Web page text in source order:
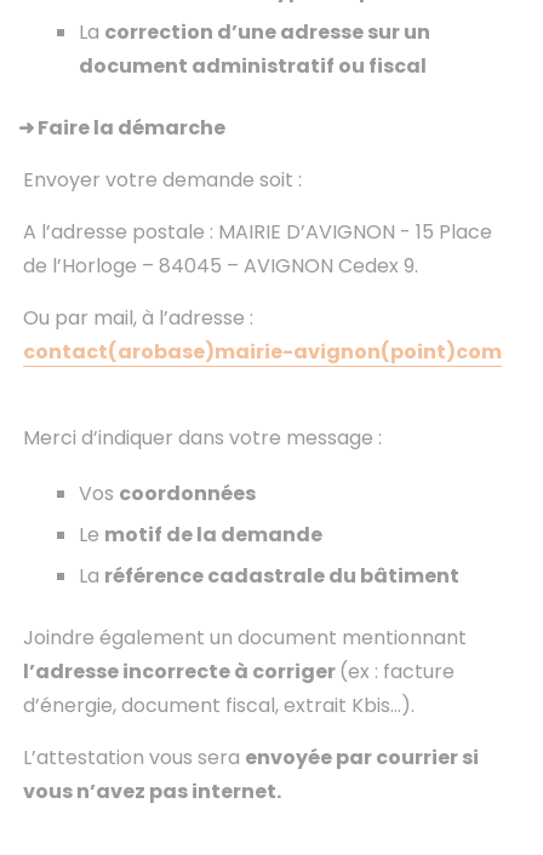
La correction d’une adresse sur un
document administratif ou fiscal
➜ Faire la démarche
Envoyer votre demande soit :
A l’adresse postale : MAIRIE D’AVIGNON - 15 Place
de l’Horloge – 84045 – AVIGNON Cedex 9.
Ou par mail, à l’adresse :
contact(arobase)mairie-avignon(point)com
Merci d’indiquer dans votre message :
Vos coordonnées
Le motif de la demande
La référence cadastrale du bâtiment
Joindre également un document mentionnant
l’adresse incorrecte à corriger(ex : facture
d’énergie, document fiscal, extrait Kbis…).
L’attestation vous sera envoyée par courrier si
vous n’avez pas internet.